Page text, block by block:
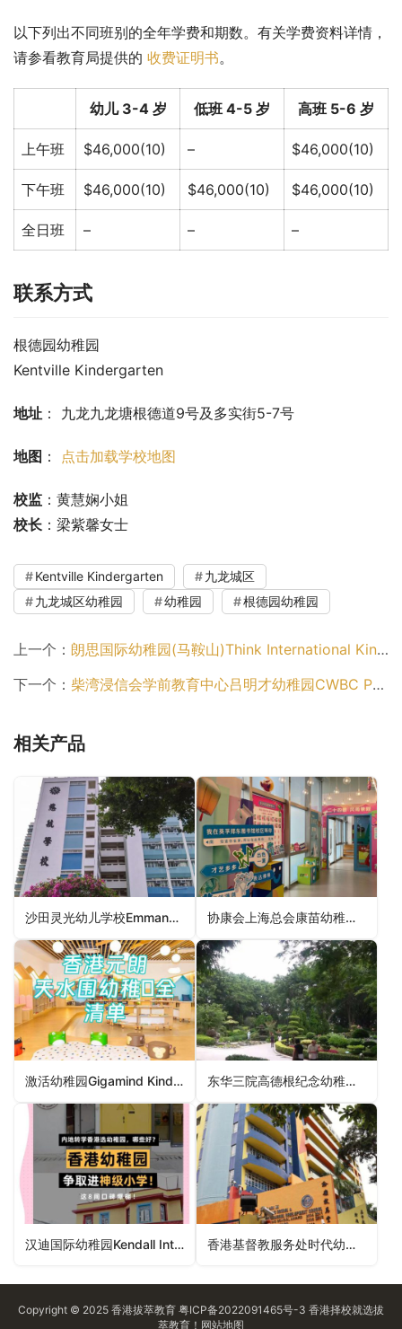
以下列出不同班别的全年学费和期数。有关学费资料详情，
请参看教育局提供的 收费证明书。
幼儿 3-4 岁 低班 4-5 岁 高班 5-6 岁
上午班 $46,000(10) – $46,000(10)
下午班 $46,000(10) $46,000(10) $46,000(10)
全日班 – – –
联系方式
根德园幼稚园
Kentville Kindergarten
地址 ： 九龙九龙塘根德道9号及多实街5-7号
地图 ： 点击加载学校地图
校监 ：黄慧娴小姐
校长 ：梁紫馨女士
Kentville Kindergarten
九龙城区
九龙城区幼稚园
幼稚园 根德园幼稚园
上一个： 朗思国际幼稚园(马鞍山)Think International Kindergarten (Ma On Shan)（沙田区幼稚园）
下一个： 柴湾浸信会学前教育中心吕明才幼稚园CWBC Pre-School Education Lui Ming Choi Kindergarten（东区幼稚园）
相关产品
沙田灵光幼儿学校Emmanuel Church Shatin Nursery School（沙田区幼稚园） 协康会上海总会康苗幼稚园Heep Hong Society Shanghai Fraternity Association Healthy Kids Kindergarten（葵青区幼稚园）
激活幼稚园Gigamind Kindergarten（元朗区幼稚园） 东华三院高德根纪念幼稚园TWGHs Ko Teck Kin Memorial Kindergarten（屯门区幼稚园）
汉迪国际幼稚园Kendall International Preschool（深水埗区幼稚园） 香港基督教服务处时代幼儿学校HKCS Times Nursery School（湾仔区幼稚园）
Copyright © 2025 香港拔萃教育 粤ICP备2022091465号-3 香港择校就选拔
萃教育！ 网站地图